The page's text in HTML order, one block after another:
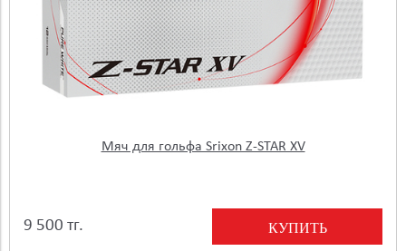
Мяч для гольфа Srixon Z-STAR XV
9 500 тг. КУПИТЬ